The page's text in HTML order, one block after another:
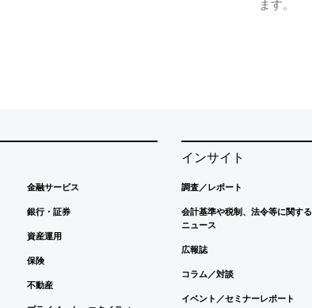
ます。
金融サービス
銀行・証券
資産運用
保険
不動産
インサイト
調査／レポート
会計基準や税制、法令等に関する
ニュース
広報誌
コラム／対談
イベント／セミナーレポート